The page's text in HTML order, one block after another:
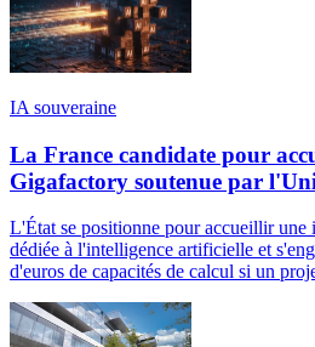
IA souveraine
La France candidate pour
Gigafactory soutenue par
L'État se positionne pour accueillir une
dédiée à l'intelligence artificielle et
d'euros de capacités de calcul si un